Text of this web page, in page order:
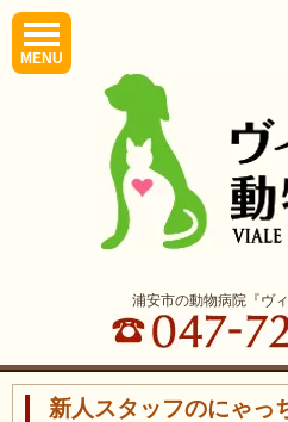
MENU
浦安市の動物病院『ヴ
新人スタッフのにゃっ